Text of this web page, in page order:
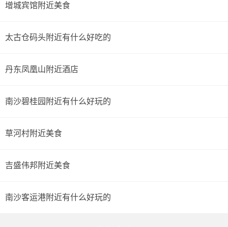
增城宾馆附近美食
太古仓码头附近有什么好吃的
丹东凤凰山附近酒店
南沙碧桂园附近有什么好玩的
草河村附近美食
吉盛伟邦附近美食
南沙客运港附近有什么好玩的